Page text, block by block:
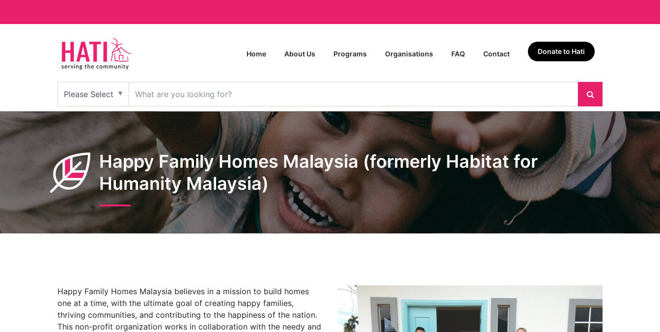
Home About Us Programs Organisations FAQ Contact Donate to Hati
Happy Family Homes Malaysia (formerly Habitat for
Humanity Malaysia)
Happy Family Homes Malaysia believes in a mission to build homes
one at a time, with the ultimate goal of creating happy families,
thriving communities, and contributing to the happiness of the nation.
This non-profit organization works in collaboration with the needy and